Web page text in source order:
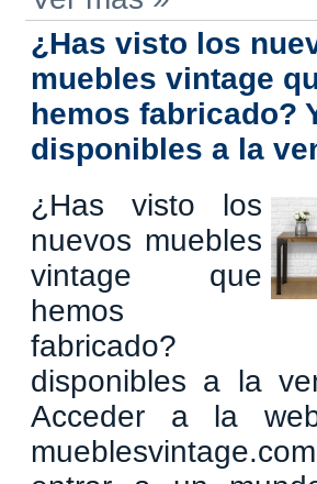
¿Has visto los
muebles vintage
hemos fabricado?
disponibles a la
¿Has visto los
nuevos muebles
vintage que
hemos
fabricado?
disponibles a la
Acceder a la